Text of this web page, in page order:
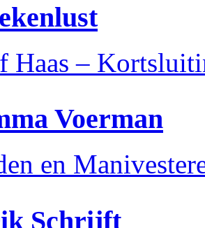
Haas –
Voerman
en
Schrijft